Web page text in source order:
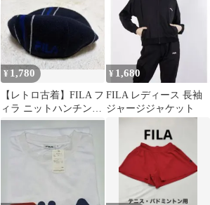
¥ 1,780
【レトロ古着】FILA フ
ィラ ニットハンチング
チェック ライン ネイビ
¥ 1,680
FILA レディース 長袖
ジャージジャケット